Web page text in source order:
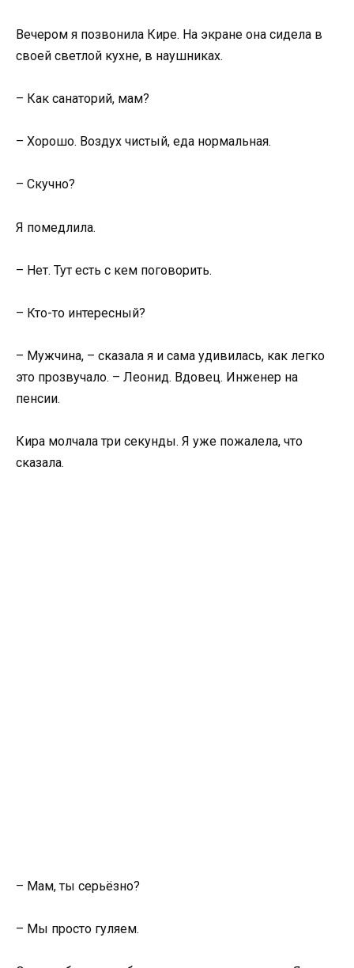
Вечером я позвонила Кире. На экране она сидела в
своей светлой кухне, в наушниках.
– Как санаторий, мам?
– Хорошо. Воздух чистый, еда нормальная.
– Скучно?
Я помедлила.
– Нет. Тут есть с кем поговорить.
– Кто-то интересный?
– Мужчина, – сказала я и сама удивилась, как легко
это прозвучало. – Леонид. Вдовец. Инженер на
пенсии.
Кира молчала три секунды. Я уже пожалела, что
сказала.
– Мам, ты серьёзно?
– Мы просто гуляем.